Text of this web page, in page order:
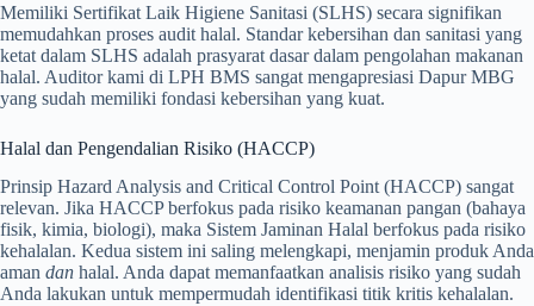
Memiliki Sertifikat Laik Higiene Sanitasi (SLHS) secara signifikan
memudahkan proses audit halal. Standar kebersihan dan sanitasi yang
ketat dalam SLHS adalah prasyarat dasar dalam pengolahan makanan
halal. Auditor kami di LPH BMS sangat mengapresiasi Dapur MBG
yang sudah memiliki fondasi kebersihan yang kuat.
Halal dan Pengendalian Risiko (HACCP)
Prinsip Hazard Analysis and Critical Control Point (HACCP) sangat
relevan. Jika HACCP berfokus pada risiko keamanan pangan (bahaya
fisik, kimia, biologi), maka Sistem Jaminan Halal berfokus pada risiko
kehalalan. Kedua sistem ini saling melengkapi, menjamin produk Anda
aman dan halal. Anda dapat memanfaatkan analisis risiko yang sudah
Anda lakukan untuk mempermudah identifikasi titik kritis kehalalan.